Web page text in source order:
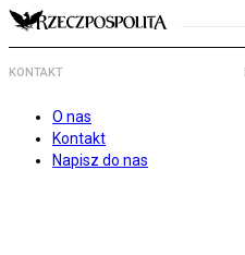
KONTAKT
O nas
Kontakt
Napisz do nas